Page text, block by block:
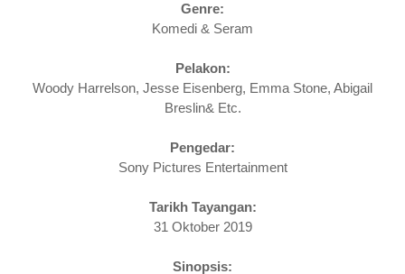
Genre:
Komedi & Seram
Pelakon:
Woody Harrelson, Jesse Eisenberg, Emma Stone, Abigail
Breslin& Etc.
Pengedar:
Sony Pictures Entertainment
Tarikh Tayangan:
31 Oktober 2019
Sinopsis: